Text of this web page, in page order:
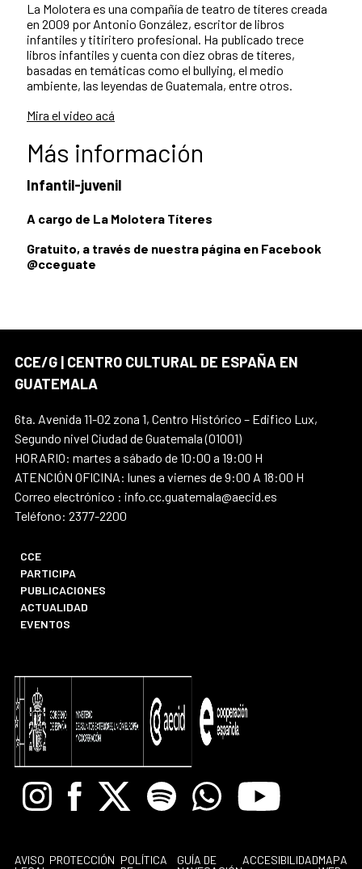
La Molotera es una compañía de teatro de títeres creada
en 2009 por Antonio González, escritor de libros
infantiles y titiritero profesional. Ha publicado trece
libros infantiles y cuenta con diez obras de títeres,
basadas en temáticas como el bullying, el medio
ambiente, las leyendas de Guatemala, entre otros.
Mira el video acá
Más información
Infantil-juvenil
A cargo de La Molotera Títeres
Gratuito, a través de nuestra página en Facebook
@cceguate
CCE/G | CENTRO CULTURAL DE ESPAÑA EN
GUATEMALA
6ta. Avenida 11-02 zona 1, Centro Histórico – Edifico Lux,
Segundo nivel Ciudad de Guatemala (01001)
HORARIO: martes a sábado de 10:00 a 19:00 H
ATENCIÓN OFICINA: lunes a viernes de 9:00 A 18:00 H
Correo electrónico : info.cc.guatemala@aecid.es
Teléfono: 2377-2200
CCE
PARTICIPA
PUBLICACIONES
ACTUALIDAD
EVENTOS
InstagramFacebook
X Spotify WhatsappYoutube
AVISO PROTECCIÓN POLÍTICA
GUÍA DE
ACCESIBILIDADMAPA